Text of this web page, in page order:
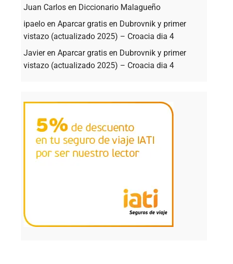
Juan Carlos en Diccionario Malagueño
ipaelo en Aparcar gratis en Dubrovnik y primer
vistazo (actualizado 2025) – Croacia dia 4
Javieren Aparcar gratis en Dubrovnik y primer
vistazo (actualizado 2025) – Croacia dia 4